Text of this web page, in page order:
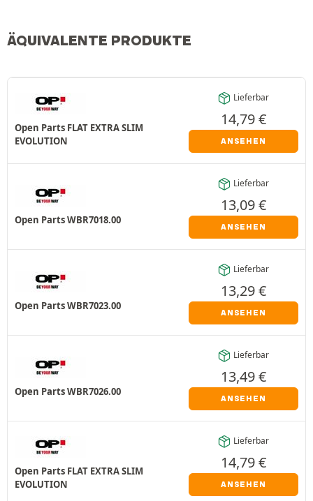
ÄQUIVALENTE PRODUKTE
Open Parts FLAT EXTRA SLIM
EVOLUTION
Lieferbar
14,79€
ANSEHEN
Open Parts WBR7018.00
Lieferbar
13,09€
ANSEHEN
Open Parts WBR7023.00
Lieferbar
13,29€
ANSEHEN
Open Parts WBR7026.00
Lieferbar
13,49€
ANSEHEN
Open Parts FLAT EXTRA SLIM
EVOLUTION
Lieferbar
14,79€
ANSEHEN